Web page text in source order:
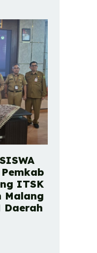
ITSK
Malang
Daerah